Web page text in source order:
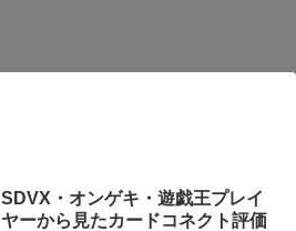
SDVX・オンゲキ・遊戯王プレイ
ヤーから見たカードコネクト評価